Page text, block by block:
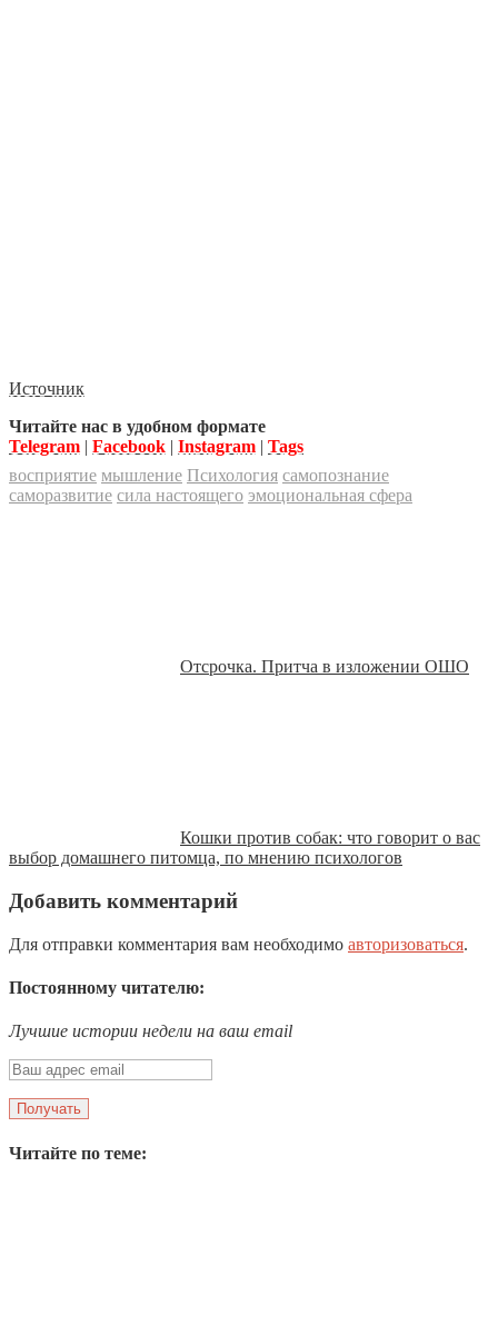
Источник
Читайте нас в удобном формате
Telegram | Facebook | Instagram | Tags
восприятие мышление Психология самопознание
саморазвитие сила настоящего эмоциональная сфера
Отсрочка. Притча в изложении ОШО
Кошки против собак: что говорит о вас
выбор домашнего питомца, по мнению психологов
Добавить комментарий
Для отправки комментария вам необходимо авторизоваться.
Постоянному читателю:
Лучшие истории недели на ваш email
Читайте по теме: